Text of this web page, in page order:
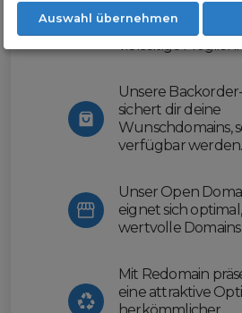
erleichtern wir dir
Domainhandel
vielseitige
Unsere
sichert dir deine
Wunschdomains,
verfügbar werden.
Unser Open
eignet sich
wertvolle
Mit Redomain
eine attraktive
Auswahl übernehmen